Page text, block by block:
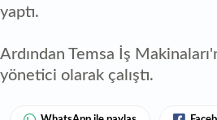
yaptı.
Ardından Temsa İş
yönetici olarak çalıştı.